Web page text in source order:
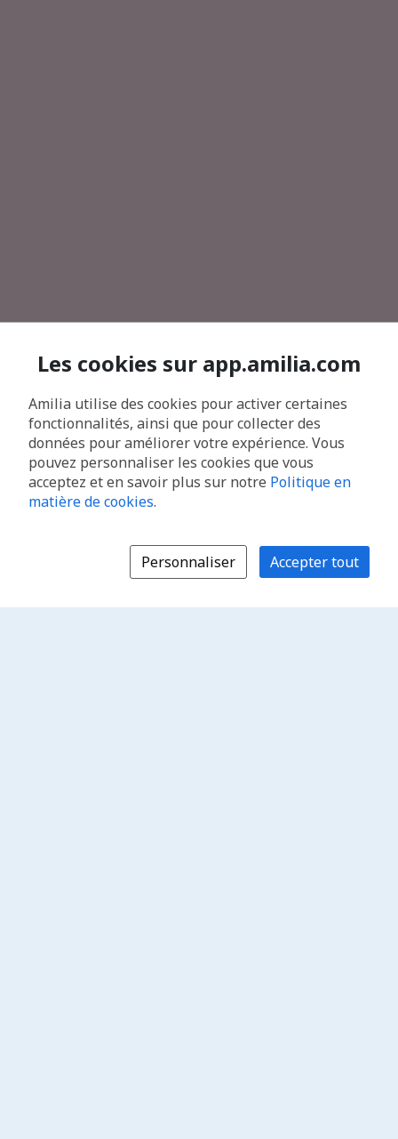
Les cookies sur app.amilia.com
Amilia utilise des cookies pour activer certaines
fonctionnalités, ainsi que pour collecter des
données pour améliorer votre expérience. Vous
pouvez personnaliser les cookies que vous
acceptez et en savoir plus sur notre Politique en
matière de cookies.
Personnaliser Accepter tout